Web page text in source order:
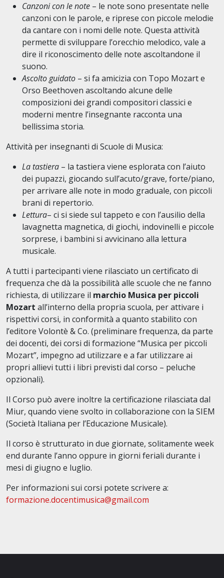
Canzoni con le note – le note sono presentate nelle
canzoni con le parole, e riprese con piccole melodie
da cantare con i nomi delle note. Questa attività
permette di sviluppare l’orecchio melodico, vale a
dire il riconoscimento delle note ascoltandone il
suono.
Ascolto guidato – si fa amicizia con Topo Mozart e
Orso Beethoven ascoltando alcune delle
composizioni dei grandi compositori classici e
moderni mentre l’insegnante racconta una
bellissima storia.
Attività per insegnanti di Scuole di Musica:
La tastiera – la tastiera viene esplorata con l’aiuto
dei pupazzi, giocando sull’acuto/grave, forte/piano,
per arrivare alle note in modo graduale, con piccoli
brani di repertorio.
Lettura– ci si siede sul tappeto e con l’ausilio della
lavagnetta magnetica, di giochi, indovinelli e piccole
sorprese, i bambini si avvicinano alla lettura
musicale.
A tutti i partecipanti viene rilasciato un certificato di
frequenza che dà la possibilità alle scuole che ne fanno
richiesta, di utilizzare il marchio Musica per piccoli
Mozart all’interno della propria scuola, per attivare i
rispettivi corsi, in conformità a quanto stabilito con
l’editore Volontè & Co. (preliminare frequenza, da parte
dei docenti, dei corsi di formazione “Musica per piccoli
Mozart”, impegno ad utilizzare e a far utilizzare ai
propri allievi tutti i libri previsti dal corso – peluche
opzionali).
Il Corso può avere inoltre la certificazione rilasciata dal
Miur, quando viene svolto in collaborazione con la SIEM
(Società Italiana per l’Educazione Musicale).
Il corso è strutturato in due giornate, solitamente week
end durante l’anno oppure in giorni feriali durante i
mesi di giugno e luglio.
Per informazioni sui corsi potete scrivere a:
formazione.docentimusica@gmail.com